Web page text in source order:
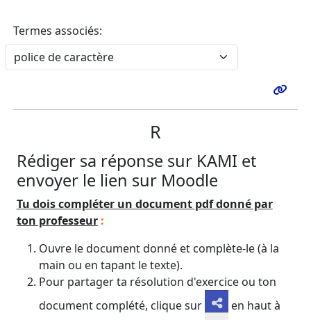
Termes associés:
R
Rédiger sa réponse sur KAMI et
envoyer le lien sur Moodle
Tu dois compléter un document pdf donné par
ton professeur:
Ouvre le document donné et complète-le (à la
main ou en tapant le texte).
Pour partager ta résolution d'exercice ou ton
document complété, clique sur
en haut à